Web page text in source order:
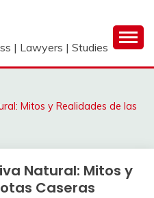
| Lawyers | Studies
Mitos y Realidades de las
Natural: Mitos y
Caseras